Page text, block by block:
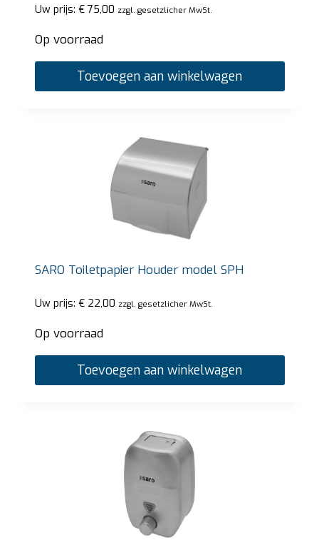
Uw prijs: €75,00 zzgl. gesetzlicher MwSt.
Op voorraad
Toevoegen aan winkelwagen
SARO Toiletpapier Houder model SPH
Uw prijs: €22,00 zzgl. gesetzlicher MwSt.
Op voorraad
Toevoegen aan winkelwagen